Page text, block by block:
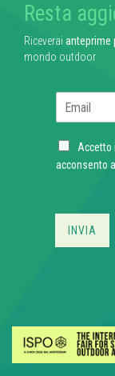
Resta
Riceverai anteprime
mondo outdoor
l
C
h
Accetto
acconsento
INVIA